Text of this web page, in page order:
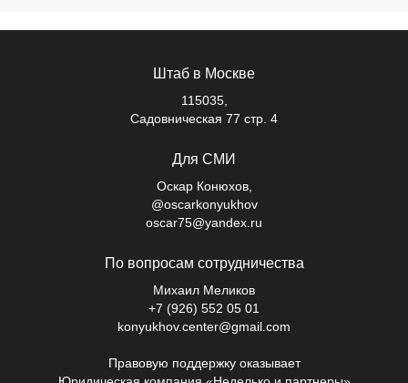
Штаб в Москве
115035,
Садовническая 77 стр. 4
Для СМИ
Оскар Конюхов,
@oscarkonyukhov
oscar75@yandex.ru
По вопросам сотрудничества
Михаил Меликов
+7 (926) 552 05 01
konyukhov.center@gmail.com
Правовую поддержку оказывает